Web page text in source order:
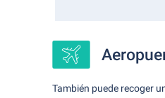
También puede recoger